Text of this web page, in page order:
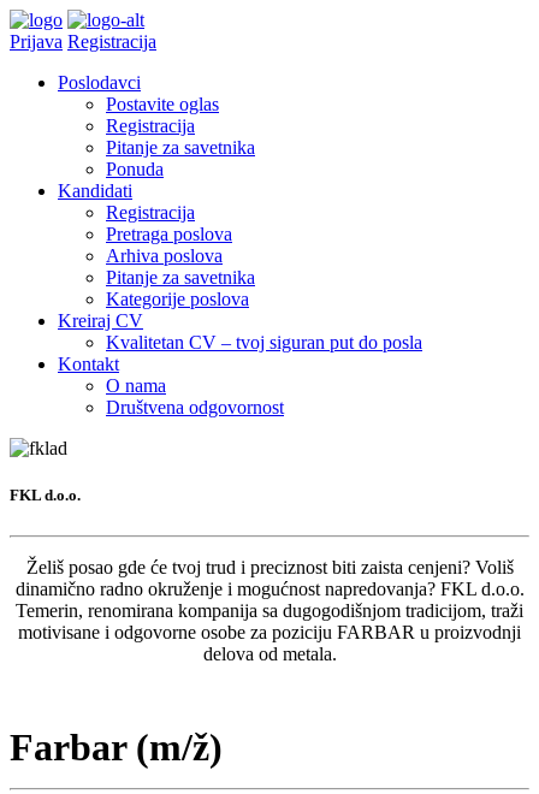
Prijava Registracija
Poslodavci
Postavite oglas
Registracija
Pitanje za savetnika
Ponuda
Kandidati
Registracija
Pretraga poslova
Arhiva poslova
Pitanje za savetnika
Kategorije poslova
Kreiraj CV
Kvalitetan CV – tvoj siguran put do posla
Kontakt
O nama
Društvena odgovornost
FKL d.o.o.
Želiš posao gde će tvoj trud i preciznost biti zaista cenjeni? Voliš
dinamično radno okruženje i mogućnost napredovanja? FKL d.o.o.
Temerin, renomirana kompanija sa dugogodišnjom tradicijom, traži
motivisane i odgovorne osobe za poziciju FARBAR u proizvodnji
delova od metala.
Farbar (m/ž)